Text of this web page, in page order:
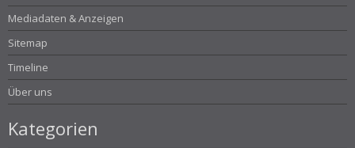
Mediadaten & Anzeigen
Sitemap
Timeline
Über uns
Kategorien